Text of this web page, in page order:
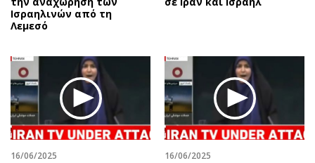
Ισραηλινών από τη
Λεμεσό
16/06/2025 16/06/2025